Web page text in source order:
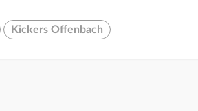
Kickers Offenbach